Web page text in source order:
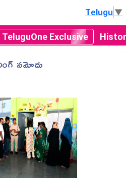
TeluguOne Exclusive
Telugu▼
నమోదు